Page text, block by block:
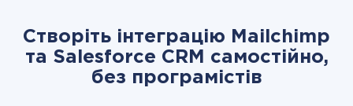
Створіть інтеграцію Mailchimp
та Salesforce CRM самостійно,
без програмістів